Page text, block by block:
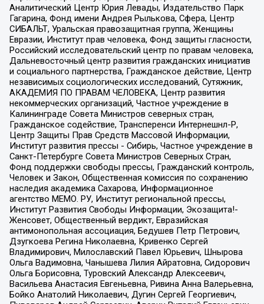
Аналитический Центр Юрия Левады, Издательство Парк
Гагарина, Фонд имени Андрея Рылькова, Сфера, Центр
СИБАЛЬТ, Уральская правозащитная группа, Женщины
Евразии, Институт прав человека, Фонд защиты гласности,
Российский исследовательский центр по правам человека,
Дальневосточный центр развития гражданских инициатив
и социального партнерства, Гражданское действие, Центр
независимых социологических исследований, Сутяжник,
АКАДЕМИЯ ПО ПРАВАМ ЧЕЛОВЕКА, Центр развития
некоммерческих организаций, Частное учреждение в
Калининграде Совета Министров северных стран,
Гражданское содействие, Трансперенси Интернешнл-Р,
Центр Защиты Прав Средств Массовой Информации,
Институт развития прессы - Сибирь, Частное учреждение в
Санкт-Петербурге Совета Министров Северных Стран,
Фонд поддержки свободы прессы, Гражданский контроль,
Человек и Закон, Общественная комиссия по сохранению
наследия академика Сахарова, Информационное
агентство МЕМО. РУ, Институт региональной прессы,
Институт Развития Свободы Информации, Экозащита!-
Женсовет, Общественный вердикт, Евразийская
антимонопольная ассоциация, Бедушев Петр Петрович,
Дзугкоева Регина Николаевна, Кривенко Сергей
Владимирович, Милославский Павел Юрьевич, Шнырова
Ольга Вадимовна, Чанышева Лилия Айратовна, Сидорович
Ольга Борисовна, Туровский Александр Алексеевич,
Васильева Анастасия Евгеньевна, Ривина Анна Валерьевна,
Бойко Анатолий Николаевич, Дугин Сергей Георгиевич,